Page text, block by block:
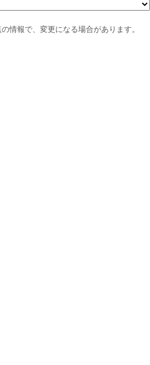
情報で、変更になる場合があります。